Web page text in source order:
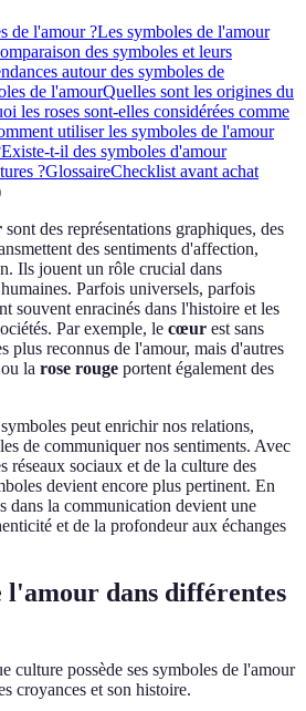
de l'amour ?Les symboles de l'amour
des symboles et leurs
autour des symboles de
de l'amourQuelles sont les origines du
les roses sont-elles considérées comme
utiliser les symboles de l'amour
Existe-t-il des symboles d'amour
?GlossaireChecklist avant achat
sont des représentations graphiques, des
des sentiments d'affection,
Ils jouent un rôle crucial dans
Parfois universels, parfois
souvent enracinés dans l'histoire et les
Par exemple, le cœur est sans
plus reconnus de l'amour, mais d'autres
ou la rose rouge portent également des
peut enrichir nos relations,
de communiquer nos sentiments. Avec
réseaux sociaux et de la culture des
devient encore plus pertinent. En
dans la communication devient une
et de la profondeur aux échanges
l'amour dans différentes
culture possède ses symboles de l'amour
croyances et son histoire.